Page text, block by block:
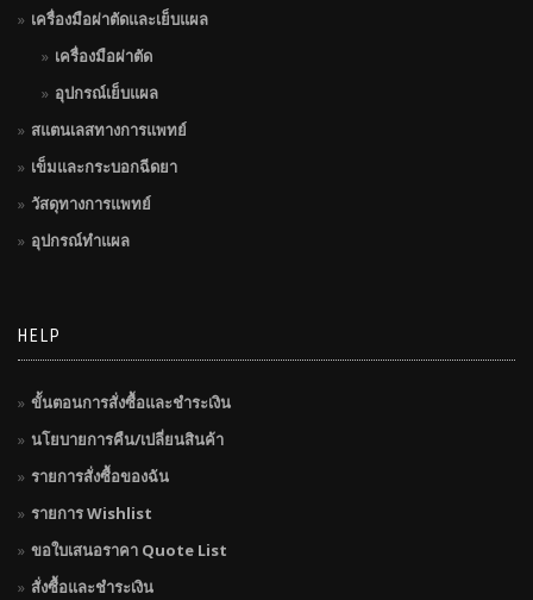
เครื่องมือผ่าตัดและเย็บแผล
เครื่องมือผ่าตัด
อุปกรณ์เย็บแผล
สแตนเลสทางการแพทย์
เข็มและกระบอกฉีดยา
วัสดุทางการแพทย์
อุปกรณ์ทำแผล
HELP
ขั้นตอนการสั่งซื้อและชำระเงิน
นโยบายการคืน/เปลี่ยนสินค้า
รายการสั่งซื้อของฉัน
รายการ Wishlist
ขอใบเสนอราคา Quote List
สั่งซื้อและชำระเงิน